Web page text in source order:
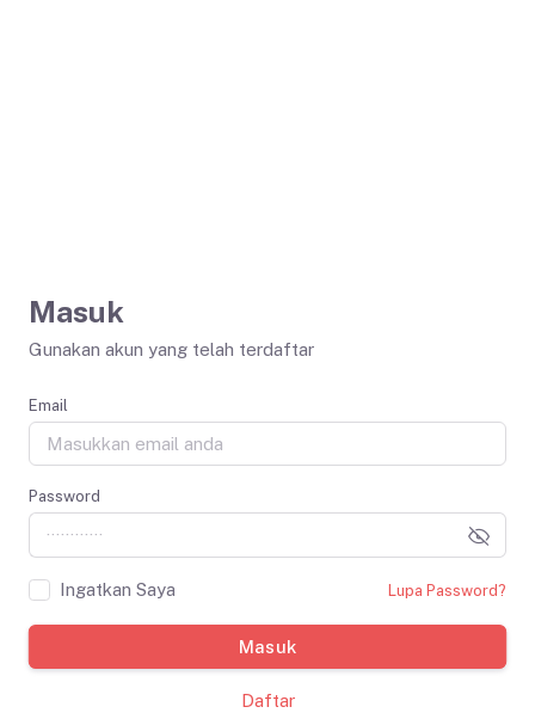
Masuk
Gunakan akun yang telah terdaftar
Email
Password
Ingatkan Saya Lupa Password?
Masuk
Daftar